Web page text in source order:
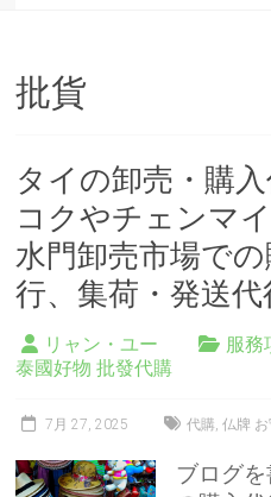
批貨
タイの卸売・購
コクやチェンマ
水門卸売市場で
行、集荷・発送代
リャン・ユー 服務
泰國好物 批發代購
7月 27, 2025 代購,仏牌 お
ブログ